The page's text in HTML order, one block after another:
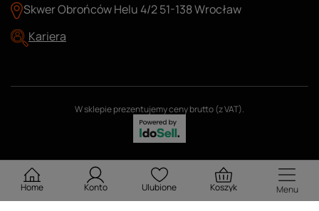
Skwer Obrońców Helu 4/2 51-138 Wrocław
Kariera
W sklepie prezentujemy ceny brutto (z VAT).
Home Konto Ulubione Koszyk Menu